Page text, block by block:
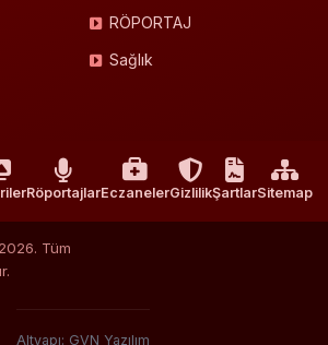
RÖPORTAJ
Sağlık
RöportajlarEczanelerGizlilikŞartlarSitemap
Tüm
Altyapı: GVN Yazılım